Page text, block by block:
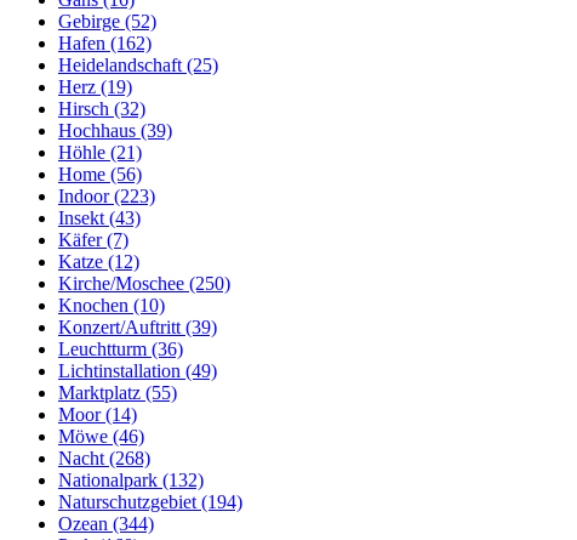
Gebirge (52)
Hafen (162)
Heidelandschaft (25)
Herz (19)
Hirsch (32)
Hochhaus (39)
Höhle (21)
Home (56)
Indoor (223)
Insekt (43)
Käfer (7)
Katze (12)
Kirche/Moschee (250)
Knochen (10)
Konzert/Auftritt (39)
Leuchtturm (36)
Lichtinstallation (49)
Marktplatz (55)
Moor (14)
Möwe (46)
Nacht (268)
Nationalpark (132)
Naturschutzgebiet (194)
Ozean (344)